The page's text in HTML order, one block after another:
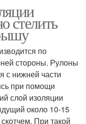
стелить
по
стороны. Рулоны
с нижней части
при помощи
слой изоляции
около 10-15
При такой